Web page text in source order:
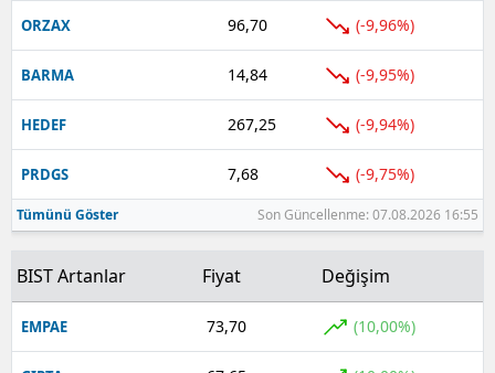
ORZAX 96,70 (-9,96%)
BARMA 14,84 (-9,95%)
HEDEF 267,25 (-9,94%)
PRDGS 7,68 (-9,75%)
Tümünü Göster Son Güncellenme: 07.08.2026 16:55
BIST Artanlar Fiyat Değişim
EMPAE 73,70 (10,00%)